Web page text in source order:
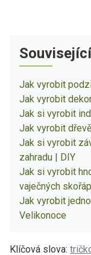
Jak vyrobit
Jak vyrobit
Jak si vyrobit
Jak vyrobit
Jak si vyrobit
zahradu | DIY
Jak si vyrobit
vaječných
Jak vyrobit
Velikonoce
Klíčová slova: